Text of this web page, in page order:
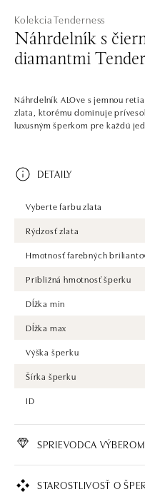
Kolekcia Tenderness
Náhrdelník s
diamantmi
Náhrdelník ALOve s jemnou
zlata, ktorému dominuje
luxusným šperkom pre každú
DETAILY
Vyberte farbu zlata
Rýdzosť zlata
Hmotnosť farebných
Približná hmotnosť šperku
Dĺžka min
Dĺžka max
Výška šperku
Šírka šperku
ID
SPRIEVODCA
STAROSTLIVOSŤ O